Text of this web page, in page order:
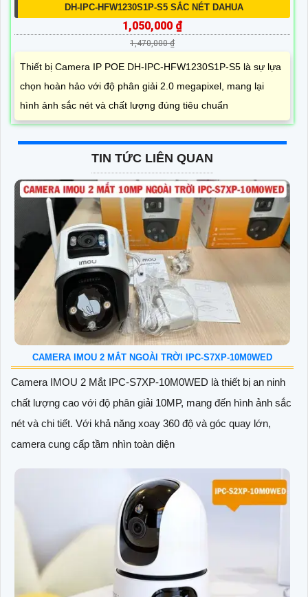
DH-IPC-HFW1230S1P-S5 SẮC NÉT DAHUA
1,050,000 ₫
1,470,000 ₫
Thiết bị Camera IP POE DH-IPC-HFW1230S1P-S5 là sự lựa
chọn hoàn hảo với độ phân giải 2.0 megapixel, mang lại
hình ảnh sắc nét và chất lượng đúng tiêu chuẩn
TIN TỨC LIÊN QUAN
CAMERA IMOU 2 MẮT NGOÀI TRỜI IPC-S7XP-10M0WED
Camera IMOU 2 Mắt IPC-S7XP-10M0WED là thiết bị an ninh
chất lượng cao với độ phân giải 10MP, mang đến hình ảnh sắc
nét và chi tiết. Với khả năng xoay 360 độ và góc quay lớn,
camera cung cấp tầm nhìn toàn diện